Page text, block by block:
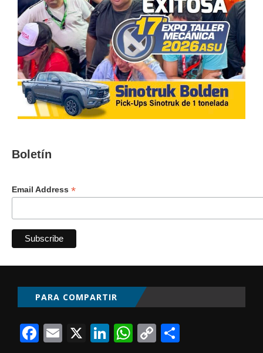
Boletín
Email Address *
PARA COMPARTIR
Facebook
Email
X LinkedIn
WhatsApp
Copy